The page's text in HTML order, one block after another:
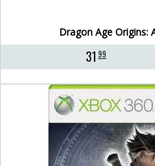
Dragon Age Origins:
31 99